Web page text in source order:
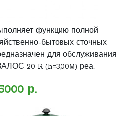
функцию полной
бытовых сточных
для обслуживания
20 R (h=3,00м) реа..
р.